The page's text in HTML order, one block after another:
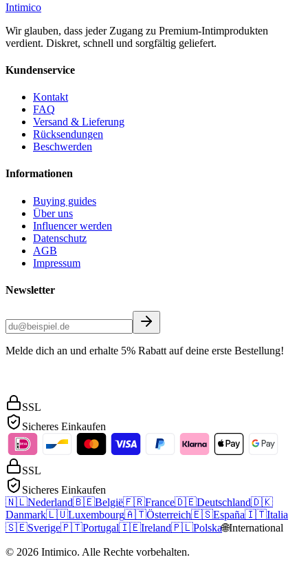
Intimico
Wir glauben, dass jeder Zugang zu Premium-Intimprodukten
verdient. Diskret, schnell und sorgfältig geliefert.
Kundenservice
Kontakt
FAQ
Versand & Lieferung
Rücksendungen
Beschwerden
Informationen
Buying guides
Über uns
Influencer werden
Datenschutz
AGB
Impressum
Newsletter
Melde dich an und erhalte 5% Rabatt auf deine erste Bestellung!
SSL
Sicheres Einkaufen
SSL
Sicheres Einkaufen
🇳🇱Nederland🇧🇪België🇫🇷France🇩🇪Deutschland🇩🇰
Danmark🇱🇺Luxembourg🇦🇹Österreich🇪🇸España🇮🇹Italia
🇸🇪Sverige🇵🇹Portugal🇮🇪Ireland🇵🇱Polska🌐International
© 2026 Intimico. Alle Rechte vorbehalten.